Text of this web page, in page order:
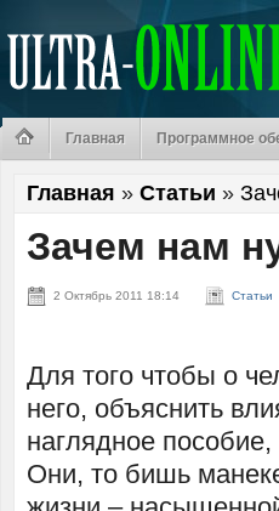
Главная Программное
Главная » Статьи »
Зачем нам
2 Октябрь 2011 18:14 Статьи
Для того чтобы о
него, объяснить
наглядное
Они, то бишь